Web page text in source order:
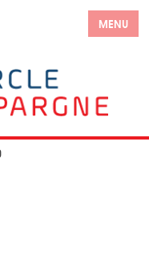
MENU